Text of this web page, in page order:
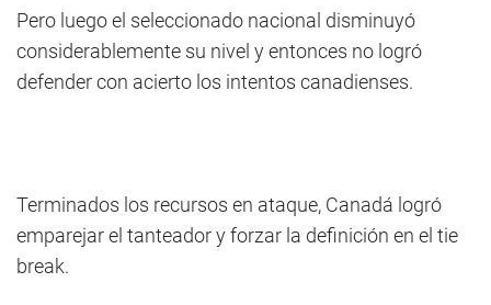
Pero luego el seleccionado nacional disminuyó
considerablemente su nivel y entonces no logró
defender con acierto los intentos canadienses.
Terminados los recursos en ataque, Canadá logró
emparejar el tanteador y forzar la definición en el tie
break.